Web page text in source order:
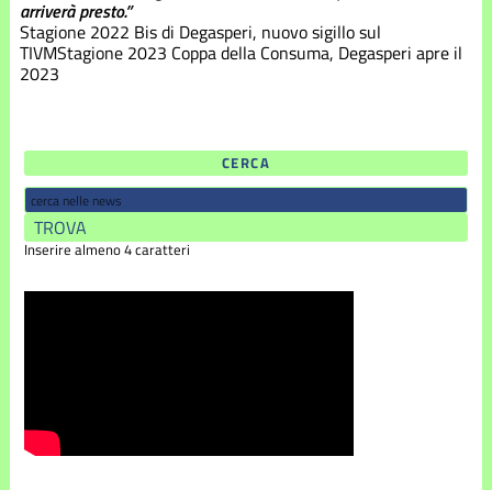
arriverà presto.”
Stagione 2022 Bis di Degasperi, nuovo sigillo sul
TIVMStagione 2023 Coppa della Consuma, Degasperi apre il
2023
CERCA
Inserire almeno 4 caratteri